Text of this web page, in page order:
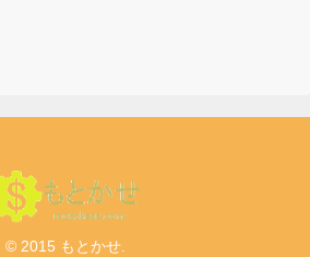
© 2015 もとかせ.